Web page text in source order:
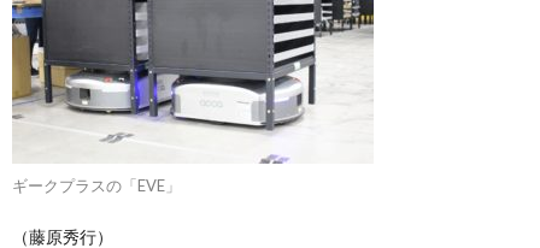
ギークプラスの「EVE」
（藤原秀行）